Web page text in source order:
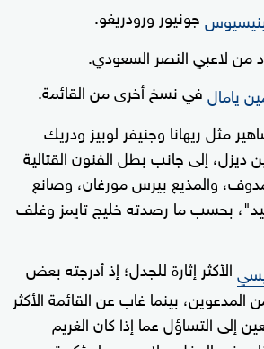
جونيور ورودريغو.
من لاعبي النصر السعودي.
يامال في نسخ أخرى من القائمة.
مثل ريهانا وجنيفر لوبيز ودريك
إلى جانب بطل الفنون القتالية
والمذيع بيرس مورغان، وصانع
بحسب ما رصدته خليج تايمز وغلف
الأكثر إثارة للجدل؛ إذ أدرجته بعض
المدعوين، بينما غاب عن القائمة الأكثر
إلى التساؤل عما إذا كان الغريم